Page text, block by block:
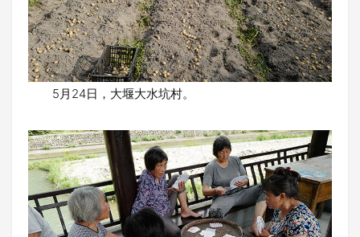
5月24日，大堰大水坑村。